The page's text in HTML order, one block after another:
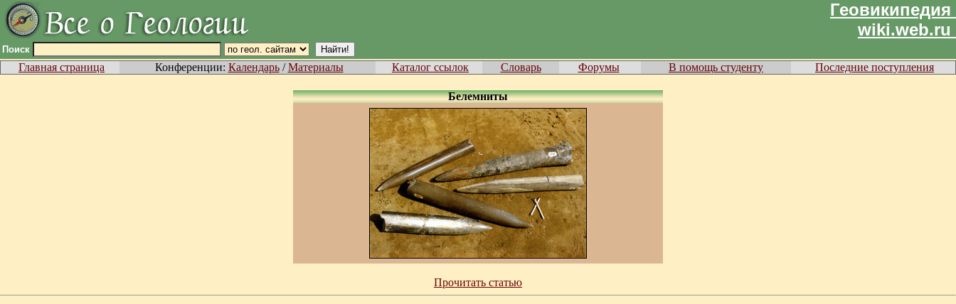
Геовикипедия
wiki.web.ru
Поиск
Главная страница Конференции: Календарь/Материалы Каталог ссылок Словарь Форумы В помощь студенту Последние поступления
Белемниты
Прочитать статью